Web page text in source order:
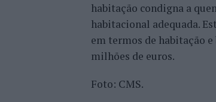
habitação condigna a
habitacional adequada.
em termos de habitação
milhões de euros.
Foto: CMS.